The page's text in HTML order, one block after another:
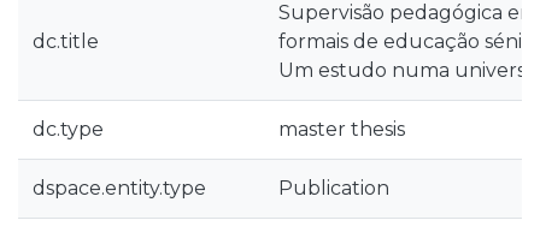
dc.title
Supervisão pedagógica
formais de educação
Um estudo numa
dc.type master thesis
dspace.entity.type Publication